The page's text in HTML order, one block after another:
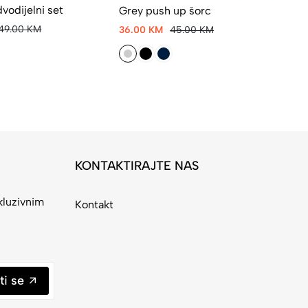
set
KM
Grey push up šorc
36.00 KM 45.00 KM
se
KONTAKTIRAJTE NAS
Kontakt